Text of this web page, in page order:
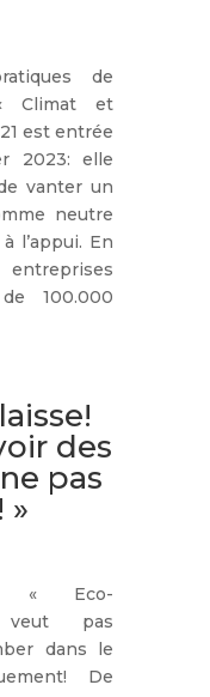
de
Climat et
est entrée
2023: elle
vanter un
neutre
l’appui. En
100.000
des
pas
»
« Eco-
pas
dans le
De